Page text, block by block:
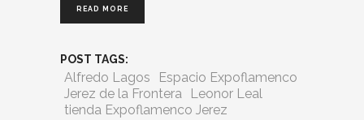
READ MORE
POST TAGS:
Alfredo Lagos
Espacio Expoflamenco
Jerez de la Frontera
Leonor Leal
tienda Expoflamenco Jerez